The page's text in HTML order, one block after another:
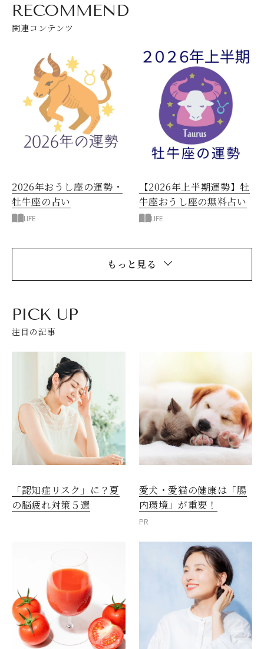
RECOMMEND
関連コンテンツ
2026年おうし座の運勢・
牡牛座の占い
LIFE
【2026年上半期運勢】牡
牛座おうし座の無料占い
LIFE
もっと見る
PICK UP
注目の記事
「認知症リスク」に？夏
の脳疲れ対策５選
愛犬・愛猫の健康は「腸
内環境」が重要！
PR